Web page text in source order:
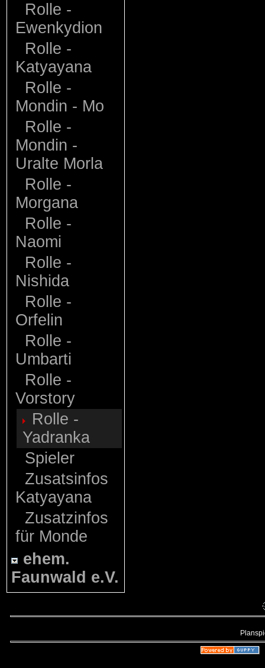
Rolle -
Ewenkydion
Rolle -
Katyayana
Rolle -
Mondin - Mo
Rolle -
Mondin -
Uralte Morla
Rolle -
Morgana
Rolle -
Naomi
Rolle -
Nishida
Rolle -
Orfelin
Rolle -
Umbarti
Rolle -
Vorstory
Rolle -
Yadranka
Spieler
Zusatsinfos
Katyayana
Zusatzinfos
für Monde
ehem.
Faunwald e.V.